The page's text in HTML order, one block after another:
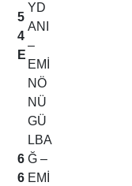
5
4
E
YD
ANI
–
EMİ
NÖ
NÜ
6
6
GÜ
LBA
Ğ –
EMİ